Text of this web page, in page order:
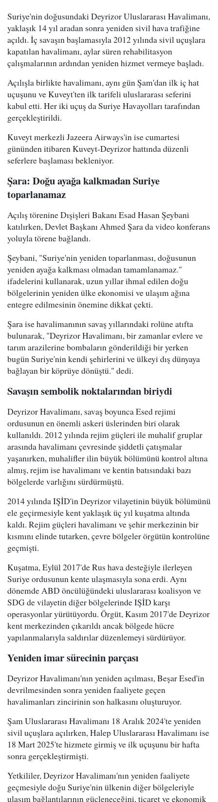
Suriye'nin doğusundaki Deyrizor Uluslararası Havalimanı,
yaklaşık 14 yıl aradan sonra yeniden sivil hava trafiğine
açıldı. İç savaşın başlamasıyla 2012 yılında sivil uçuşlara
kapatılan havalimanı, aylar süren rehabilitasyon
çalışmalarının ardından yeniden hizmet vermeye başladı.
Açılışla birlikte havalimanı, aynı gün Şam'dan ilk iç hat
uçuşunu ve Kuveyt'ten ilk tarifeli uluslararası seferini
kabul etti. Her iki uçuş da Suriye Havayolları tarafından
gerçekleştirildi.
Kuveyt merkezli Jazeera Airways'in ise cumartesi
gününden itibaren Kuveyt-Deyrizor hattında düzenli
seferlere başlaması bekleniyor.
Şara: Doğu ayağa kalkmadan Suriye
toparlanamaz
Açılış törenine Dışişleri Bakanı Esad Hasan Şeybani
katılırken, Devlet Başkanı Ahmed Şara da video konferans
yoluyla törene bağlandı.
Şeybani, "Suriye'nin yeniden toparlanması, doğusunun
yeniden ayağa kalkması olmadan tamamlanamaz."
ifadelerini kullanarak, uzun yıllar ihmal edilen doğu
bölgelerinin yeniden ülke ekonomisi ve ulaşım ağına
entegre edilmesinin önemine dikkat çekti.
Şara ise havalimanının savaş yıllarındaki rolüne atıfta
bulunarak, "Deyrizor Havalimanı, bir zamanlar evlere ve
tarım arazilerine bombaların gönderildiği bir yerken
bugün Suriye'nin kendi şehirlerini ve ülkeyi dış dünyaya
bağlayan bir köprüye dönüştü." dedi.
Savaşın sembolik noktalarından biriydi
Deyrizor Havalimanı, savaş boyunca Esed rejimi
ordusunun en önemli askeri üslerinden biri olarak
kullanıldı. 2012 yılında rejim güçleri ile muhalif gruplar
arasında havalimanı çevresinde şiddetli çatışmalar
yaşanırken, muhalifler ilin büyük bölümünü kontrol altına
almış, rejim ise havalimanı ve kentin batısındaki bazı
bölgelerde varlığını sürdürmüştü.
2014 yılında IŞİD'in Deyrizor vilayetinin büyük bölümünü
ele geçirmesiyle kent yaklaşık üç yıl kuşatma altında
kaldı. Rejim güçleri havalimanı ve şehir merkezinin bir
kısmını elinde tutarken, çevre bölgeler örgütün kontrolüne
geçmişti.
Kuşatma, Eylül 2017'de Rus hava desteğiyle ilerleyen
Suriye ordusunun kente ulaşmasıyla sona erdi. Aynı
dönemde ABD öncülüğündeki uluslararası koalisyon ve
SDG de vilayetin diğer bölgelerinde IŞİD karşı
operasyonlar yürütüyordu. Örgüt, Kasım 2017'de Deyrizor
kent merkezinden çıkarıldı ancak bölgede hücre
yapılanmalarıyla saldırılar düzenlemeyi sürdürüyor.
Yeniden imar sürecinin parçası
Deyrizor Havalimanı'nın yeniden açılması, Beşar Esed'in
devrilmesinden sonra yeniden faaliyete geçen
havalimanları zincirinin son halkasını oluşturuyor.
Şam Uluslararası Havalimanı 18 Aralık 2024'te yeniden
sivil uçuşlara açılırken, Halep Uluslararası Havalimanı ise
18 Mart 2025'te hizmete girmiş ve ilk uçuşunu bir hafta
sonra gerçekleştirmişti.
Yetkililer, Deyrizor Havalimanı'nın yeniden faaliyete
geçmesiyle doğu Suriye'nin ülkenin diğer bölgeleriyle
ulaşım bağlantılarının güçleneceğini, ticaret ve ekonomik